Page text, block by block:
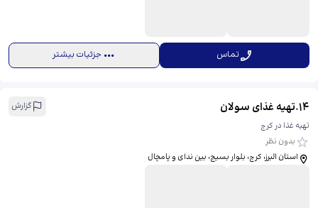
تماس جزئیات بیشتر
14
.تهیه غذای سولان
گزارش
تهیه غذا در کرج
بدون نظر
استان البرز، کرج، بلوار بسیج، بین ندای و پامچال